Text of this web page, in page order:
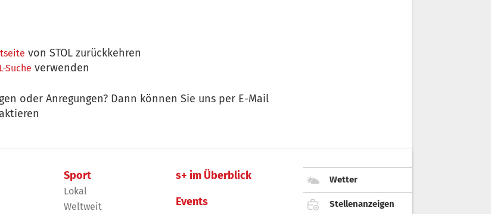
von STOL zurückkehren
Suche verwenden
oder Anregungen? Dann können Sie uns per E-Mail
Sport
Lokal
Weltweit
s+ im Überblick
Events
Wetter
Stellenanzeigen